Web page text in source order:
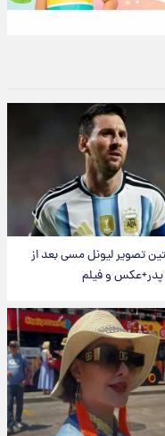
تصویر لیونل مسی بعد از
و فیلم